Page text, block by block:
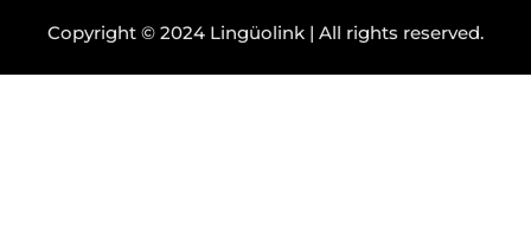
Copyright © 2024 Lingüolink | All rights reserved.